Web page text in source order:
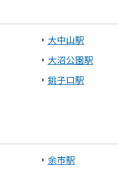
八雲町
大中山駅
大沼公園駅
銚子口駅
余市駅